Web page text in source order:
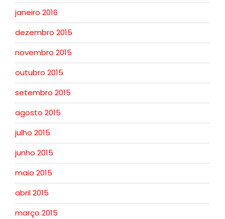
janeiro 2016
dezembro 2015
novembro 2015
outubro 2015
setembro 2015
agosto 2015
julho 2015
junho 2015
maio 2015
abril 2015
março 2015